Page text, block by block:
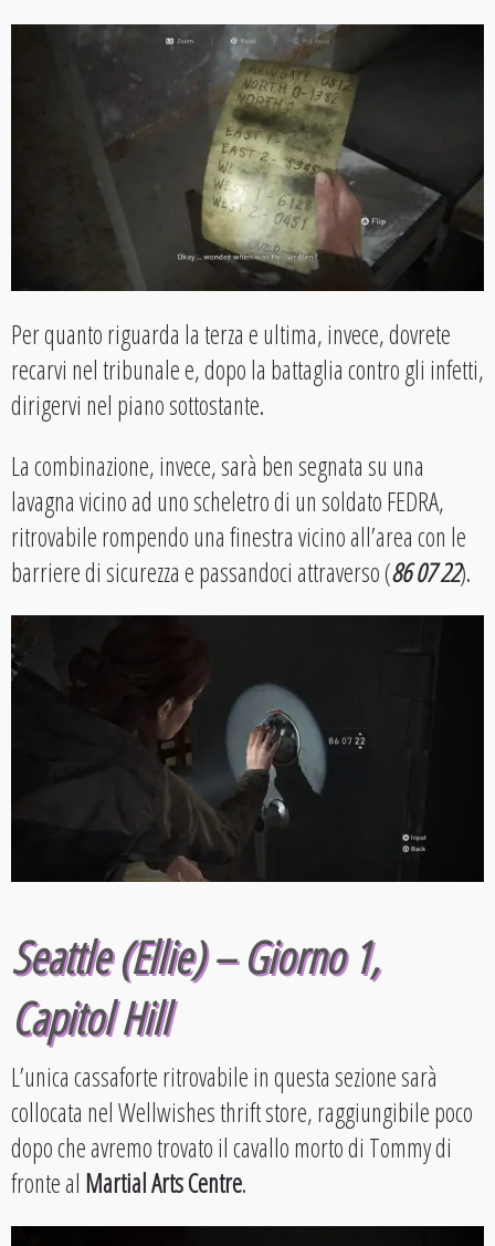
Per quanto riguarda la terza e ultima, invece, dovrete
recarvi nel tribunale e, dopo la battaglia contro gli infetti,
dirigervi nel piano sottostante.
La combinazione, invece, sarà ben segnata su una
lavagna vicino ad uno scheletro di un soldato FEDRA,
ritrovabile rompendo una finestra vicino all’area con le
barriere di sicurezza e passandoci attraverso (86 07 22).
Seattle (Ellie) – Giorno 1,
Capitol Hill
L’unica cassaforte ritrovabile in questa sezione sarà
collocata nel Wellwishes thrift store, raggiungibile poco
dopo che avremo trovato il cavallo morto di Tommy di
fronte al Martial Arts Centre.